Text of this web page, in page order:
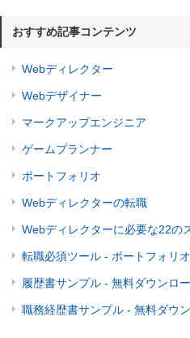
おすすめ記事コンテンツ
Webディレクター
Webデザイナー
マークアップエンジニア
ゲームプランナー
ポートフォリオ
Webディレクターの転職
Webディレクターに必要な22の
転職必須ツール - ポートフォリ
履歴書サンプル - 無料ダウンロ
職務経歴書サンプル - 無料ダウ